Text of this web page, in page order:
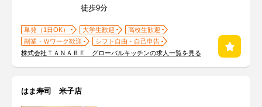
徒歩9分
単発（1日OK） 大学生歓迎
高校生歓迎
副業・Ｗワーク歓迎
シフト自由・自己申告
株式会社ＴＡＮＡＢＥ グローバルキッチンの求人一覧を見る
はま寿司 米子店